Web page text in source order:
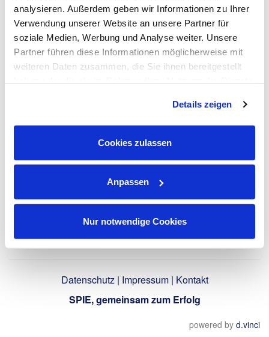
analysieren. Außerdem geben wir Informationen zu Ihrer
Verwendung unserer Website an unsere Partner für
soziale Medien, Werbung und Analyse weiter. Unsere
Partner führen diese Informationen möglicherweise mit
weiteren Daten zusammen, die Sie ihnen bereitgestellt
Verarbeitung Ihrer Daten in den USA ein. Alle weiteren
Informationen zu Cookies finden Sie in unseren
Datenschutzhinweisen .
Details zeigen
Cookies zulassen
Anpassen
Nur notwendige Cookies
Bewerbungsformular
ausfüllen
Lebenslauf
hochladen
Zurück
Datenschutz| Impressum| Kontakt
SPIE, gemeinsam zum Erfolg
powered by d.vinci